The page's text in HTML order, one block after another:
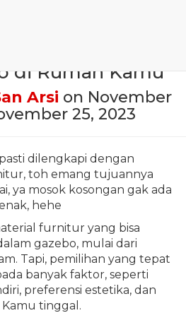
Furnitur Terbaik
di Rumah Kamu
Arsi on November
25, 2023
dilengkapi dengan
toh emang tujuannya
ya mosok kosongan gak ada
hehe
furnitur yang bisa
gazebo, mulai dari
Tapi, pemilihan yang tepat
banyak faktor, seperti
preferensi estetika, dan
tinggal.